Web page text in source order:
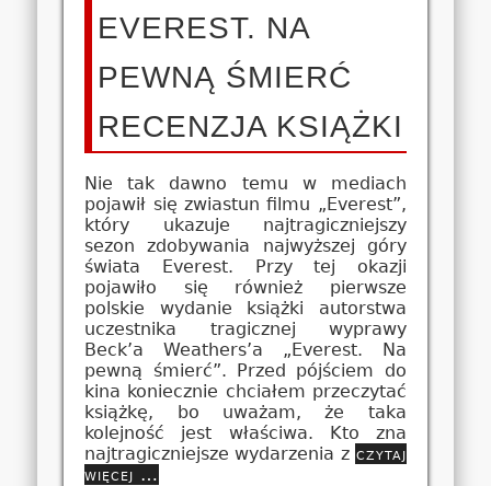
EVEREST. NA
PEWNĄ ŚMIERĆ
RECENZJA KSIĄŻKI
Nie tak dawno temu w mediach
pojawił się zwiastun filmu „Everest”,
który ukazuje najtragiczniejszy
sezon zdobywania najwyższej góry
świata Everest. Przy tej okazji
pojawiło się również pierwsze
polskie wydanie książki autorstwa
uczestnika tragicznej wyprawy
Beck’a Weathers’a „Everest. Na
pewną śmierć”. Przed pójściem do
kina koniecznie chciałem przeczytać
książkę, bo uważam, że taka
kolejność jest właściwa. Kto zna
najtragiczniejsze wydarzenia z czytaj
więcej …